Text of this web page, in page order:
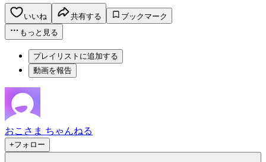
いいね 共有する
ブックマーク
もっと見る
プレイリストに追加する
動画を報告
おこさま ちゃんねる
+フォロー